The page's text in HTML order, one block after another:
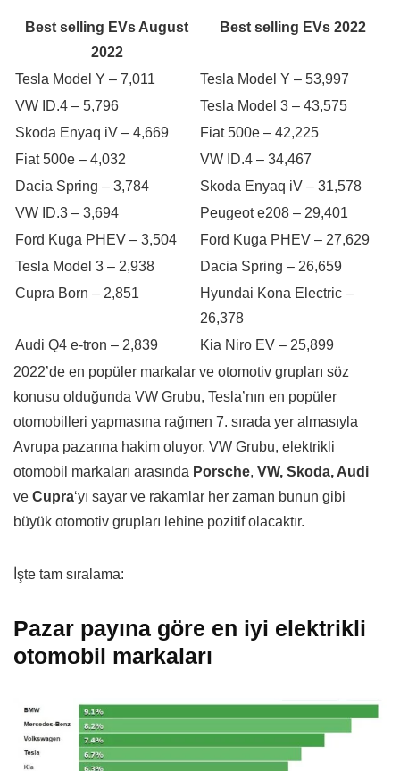
Best selling EVs August
2022
Best selling EVs 2022
Tesla Model Y – 7,011
Tesla Model Y – 53,997
VW ID.4 – 5,796
Tesla Model 3 – 43,575
Skoda Enyaq iV – 4,669
Fiat 500e – 42,225
Fiat 500e – 4,032
VW ID.4 – 34,467
Dacia Spring – 3,784
Skoda Enyaq iV – 31,578
VW ID.3 – 3,694
Peugeot e208 – 29,401
Ford Kuga PHEV – 3,504
Ford Kuga PHEV – 27,629
Tesla Model 3 – 2,938
Dacia Spring – 26,659
Cupra Born – 2,851
Hyundai Kona Electric –
26,378
Audi Q4 e-tron – 2,839
Kia Niro EV – 25,899
2022’de en popüler markalar ve otomotiv grupları söz
konusu olduğunda VW Grubu, Tesla’nın en popüler
otomobilleri yapmasına rağmen 7. sırada yer almasıyla
Avrupa pazarına hakim oluyor. VW Grubu, elektrikli
otomobil markaları arasında Porsche, VW, Skoda, Audi
ve Cupra‘yı sayar ve rakamlar her zaman bunun gibi
büyük otomotiv grupları lehine pozitif olacaktır.
İşte tam sıralama:
Pazar payına göre en iyi elektrikli
otomobil markaları